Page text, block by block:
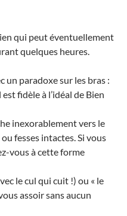
qui peut éventuellement
quelques heures.
un paradoxe sur les bras :
fidèle à l’idéal de Bien
inexorablement vers le
fesses intactes. Si vous
vous à cette forme
le cul qui cuit !) ou « le
assoir sans aucun